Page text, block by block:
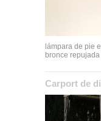
lámpara de pie
bronce
Carport de